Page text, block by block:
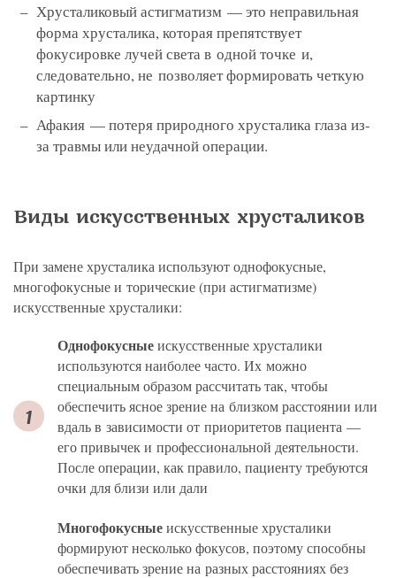
Хрусталиковый астигматизм — это неправильная
форма хрусталика, которая препятствует
фокусировке лучей света в одной точке и,
следовательно, не позволяет формировать четкую
картинку
Афакия — потеря природного хрусталика глаза из-
за травмы или неудачной операции.
Виды искусственных хрусталиков
При замене хрусталика используют однофокусные,
многофокусные и торические (при астигматизме)
искусственные хрусталики:
Однофокусныеискусственные хрусталики
используются наиболее часто. Их можно
специальным образом рассчитать так, чтобы
обеспечить ясное зрение на близком расстоянии или
вдаль в зависимости от приоритетов пациента —
его привычек и профессиональной деятельности.
После операции, как правило, пациенту требуются
очки для близи или дали
Многофокусныеискусственные хрусталики
формируют несколько фокусов, поэтому способны
обеспечивать зрение на разных расстояниях без